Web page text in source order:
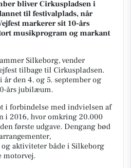
bliver Cirkuspladsen i
til festivalplads, når
markerer sit 10-års
musikprogram og markant
Silkeborg, vender
tilbage til Cirkuspladsen.
år den 4. og 5. september og
års jubilæum.
i forbindelse med indvielsen af
i 2016, hvor omkring 20.000
første udgave. Dengang bød
aktiviteter både i Silkeborg
motorvej.